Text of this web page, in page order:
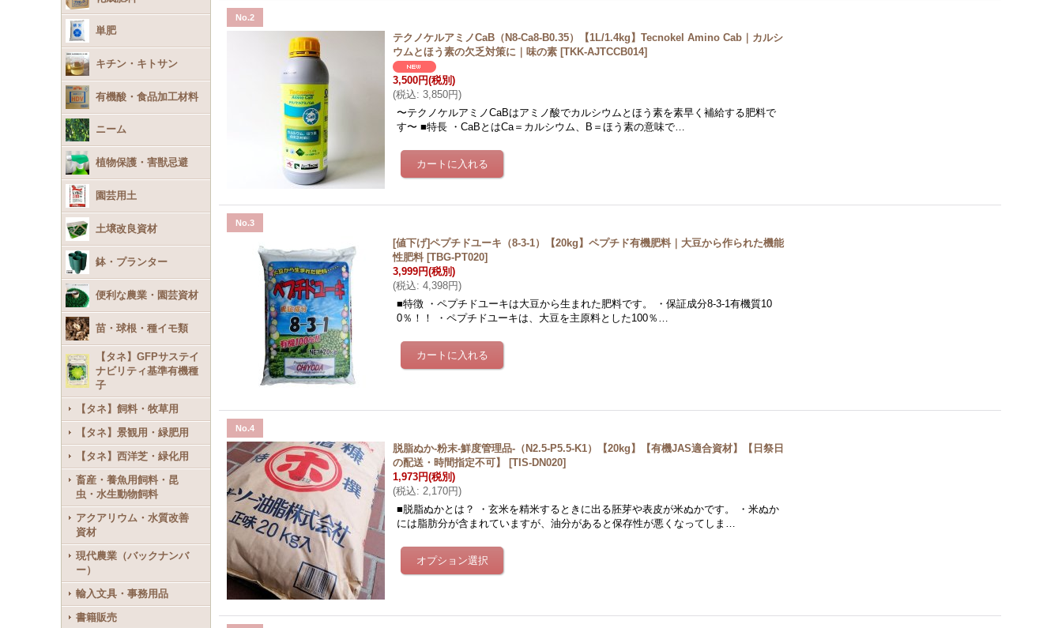
単肥
キチン・キトサン
有機酸・食品加工材料
ニーム
植物保護・害獣忌避
園芸用土
土壌改良資材
鉢・プランター
便利な農業・園芸資材
苗・球根・種イモ類
【タネ】GFPサステイ
ナビリティ基準有機種
子
【タネ】飼料・牧草用
【タネ】景観用・緑肥用
【タネ】西洋芝・緑化用
畜産・養魚用飼料・昆
虫・水生動物飼料
アクアリウム・水質改善
資材
現代農業（バックナンバ
ー）
輸入文具・事務用品
書籍販売
No.2
テクノケルアミノCaB（N8-Ca8-B0.35）【1L/1.4kg】Tecnokel Amino Cab｜カルシ
ウムとほう素の欠乏対策に｜味の素 [TKK-AJTCCB014]
3,500円(税別)
(税込: 3,850円)
〜テクノケルアミノCaBはアミノ酸でカルシウムとほう素を素早く補給する肥料で
す〜 ■特長 ・CaBとはCa＝カルシウム、B＝ほう素の意味で…
No.3
[値下げ]ペプチドユーキ（8-3-1）【20kg】ペプチド有機肥料｜大豆から作られた機能
性肥料 [TBG-PT020]
3,999円(税別)
(税込: 4,398円)
■特徴 ・ペプチドユーキは大豆から生まれた肥料です。 ・保証成分8-3-1有機質10
0％！！ ・ペプチドユーキは、大豆を主原料とした100％…
No.4
脱脂ぬか-粉末-鮮度管理品-（N2.5-P5.5-K1）【20kg】【有機JAS適合資材】【日祭日
の配送・時間指定不可】
[TIS-DN020]
1,973円(税別)
(税込: 2,170円)
■脱脂ぬかとは？ ・玄米を精米するときに出る胚芽や表皮が米ぬかです。 ・米ぬか
には脂肪分が含まれていますが、油分があると保存性が悪くなってしま…